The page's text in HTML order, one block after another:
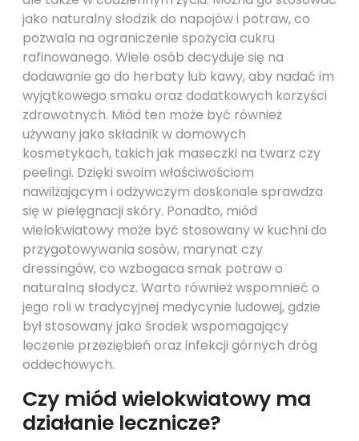
jako naturalny słodzik do napojów i potraw, co
pozwala na ograniczenie spożycia cukru
rafinowanego. Wiele osób decyduje się na
dodawanie go do herbaty lub kawy, aby nadać im
wyjątkowego smaku oraz dodatkowych korzyści
zdrowotnych. Miód ten może być również
używany jako składnik w domowych
kosmetykach, takich jak maseczki na twarz czy
peelingi. Dzięki swoim właściwościom
nawilżającym i odżywczym doskonale sprawdza
się w pielęgnacji skóry. Ponadto, miód
wielokwiatowy może być stosowany w kuchni do
przygotowywania sosów, marynat czy
dressingów, co wzbogaca smak potraw o
naturalną słodycz. Warto również wspomnieć o
jego roli w tradycyjnej medycynie ludowej, gdzie
był stosowany jako środek wspomagający
leczenie przeziębień oraz infekcji górnych dróg
oddechowych.
Czy miód wielokwiatowy ma
działanie lecznicze?